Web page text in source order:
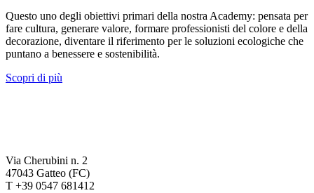
Questo uno degli obiettivi primari della nostra Academy: pensata per
fare cultura, generare valore, formare professionisti del colore e della
decorazione, diventare il riferimento per le soluzioni ecologiche che
puntano a benessere e sostenibilità.
Scopri di più
Via Cherubini n. 2
47043 Gatteo (FC)
T +39 0547 681412